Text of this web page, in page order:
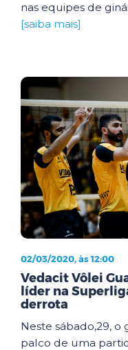
nas equipes de
[saiba mais]
02/03/2020, às 12:00
Vedacit Vôlei
líder na
derrota
Neste sábado,29, o
palco de uma